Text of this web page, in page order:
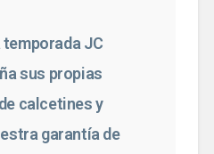
temporada JC
sus propias
calcetines y
garantía de